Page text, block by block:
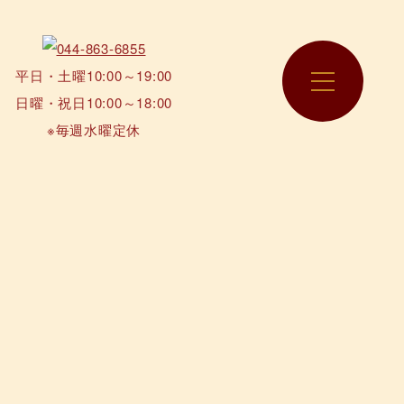
平日・土曜10:00～19:00
日曜・祝日10:00～18:00
※毎週水曜定休